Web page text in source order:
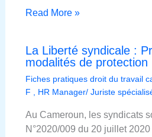
Read More »
La Liberté syndicale :
modalités de protection
Fiches pratiques droit du travail
F , HR Manager/ Juriste
Au Cameroun, les syndicats
N°2020/009 du 20 juillet